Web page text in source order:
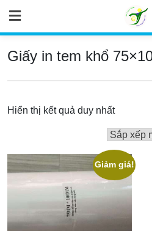
content
Giấy in tem khổ
Hiển thị kết quả duy nhất
Giảm giá!